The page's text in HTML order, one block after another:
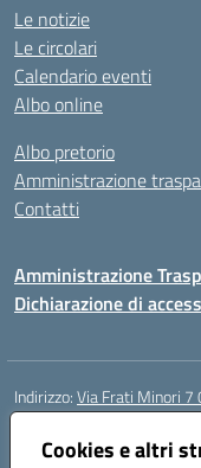
Cookies e altri
Le notizie
Le circolari
Calendario eventi
Albo online
Albo pretorio
Amministrazione
Contatti
Amministrazione
Dichiarazione di
Indirizzo:Via Frati Minori 7
Centralino:
Posta elettronica